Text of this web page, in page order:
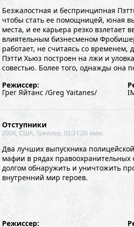
Безжалостная и беспринципная
чтобы стать ее помощницей, юная
места, и ее карьера резко
влиятельным бизнесменом
работает, не считаясь со
Пэтти Хьюз построен на лжи и
совестью. Более того, однажды она
Режиссер:
Грег Яйтанс /Greg Yaitanes/
Отступники
2006, США, Триллер, 02:31:20 мин.
Два лучших выпускника
мафии в рядах
долгом обнаружить и уничтожить
внутренний мир героев.
Режиссер: